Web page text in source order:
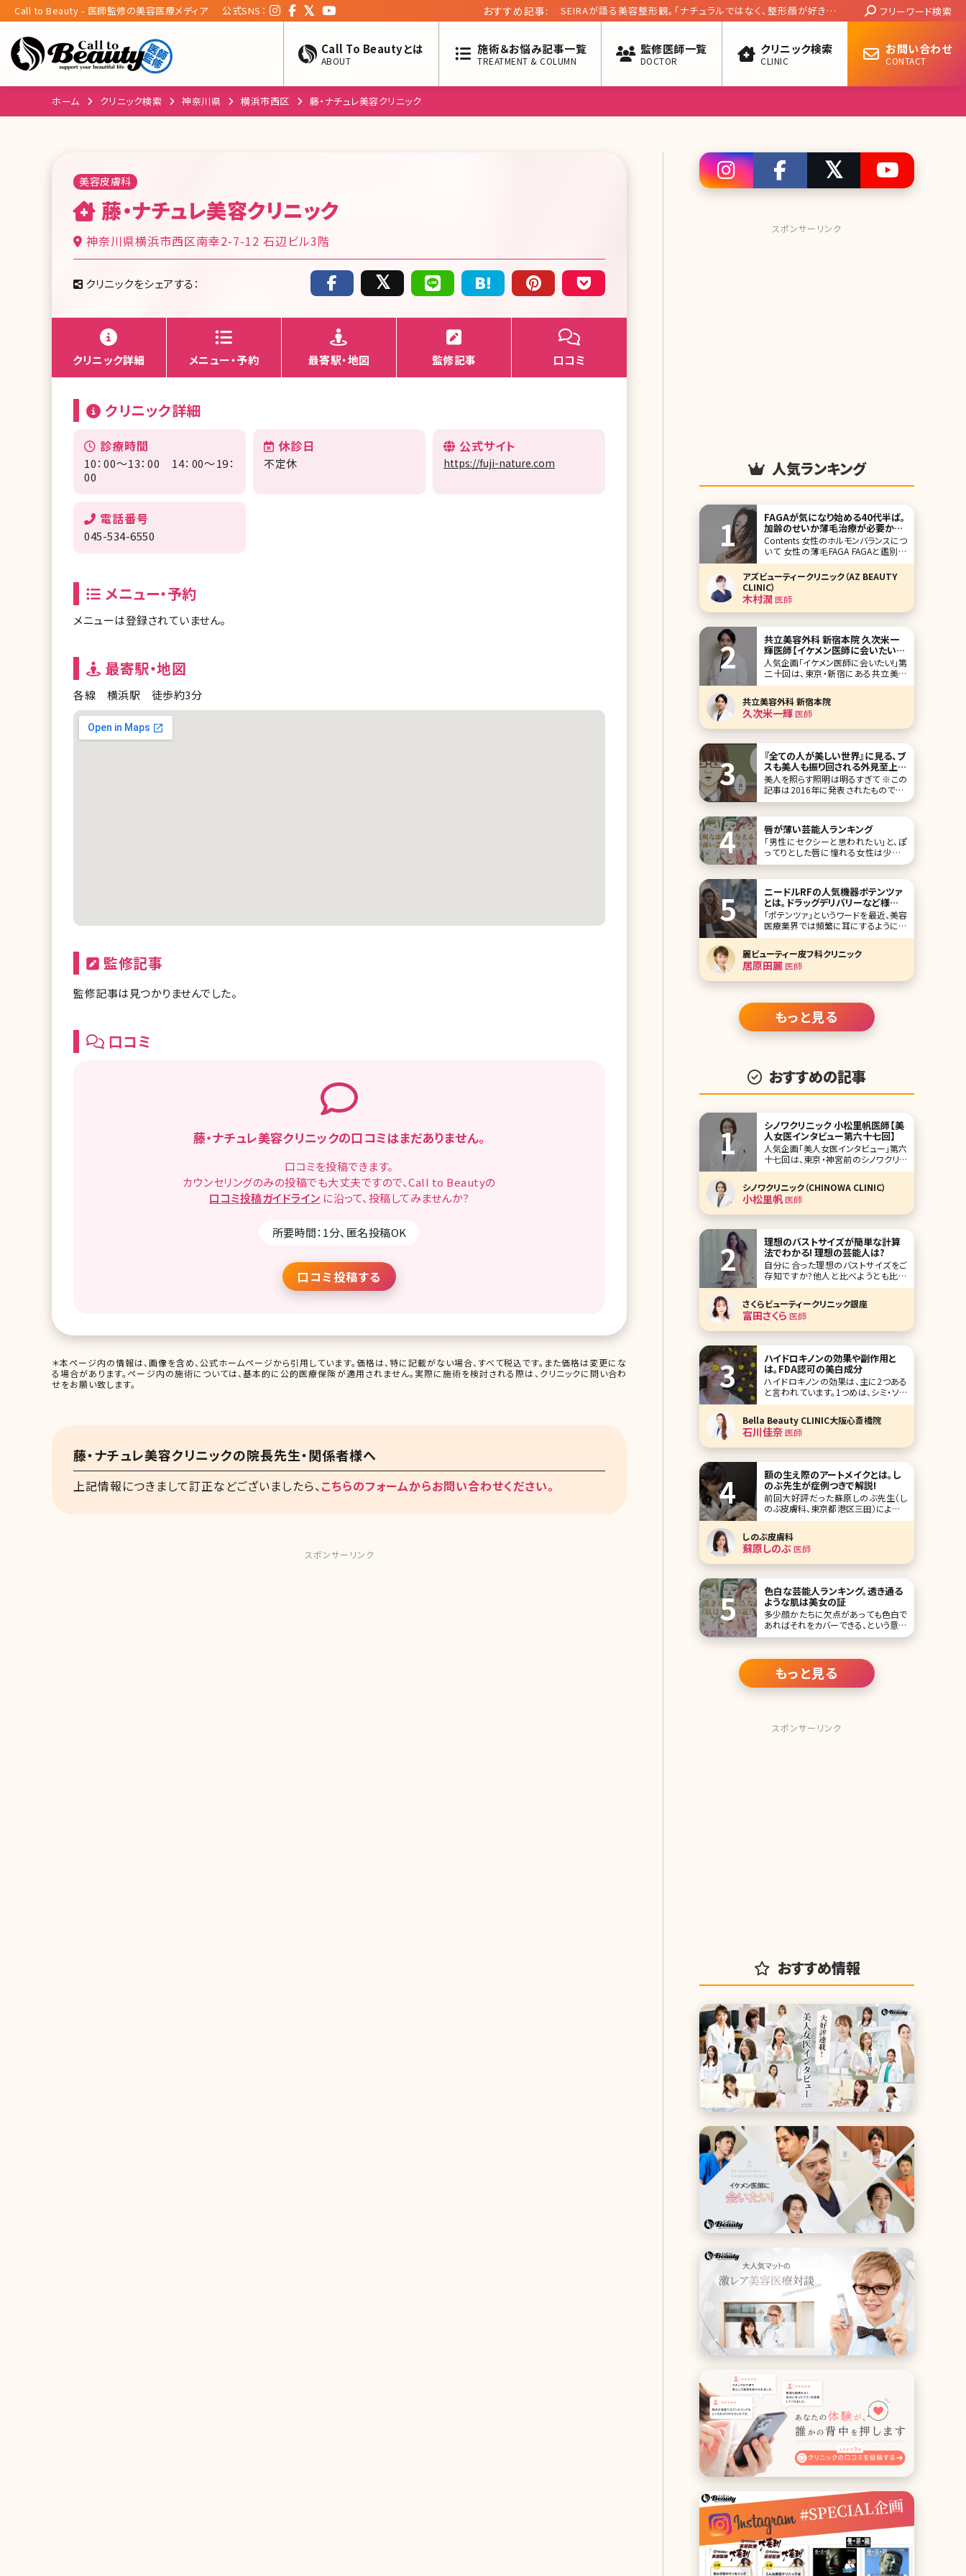
Call to Beauty - 医師監修の美容医療メディア 公式SNS： おすすめ記事:
SEIRAが語る美容整形観。「ナチュラルではなく、整形顔が好きで
Search:
フリーワード検索
Call To Beautyとは
ABOUT
施術＆お悩み記事一覧
TREATMENT & COLUMN
監修医師一覧
DOCTOR
クリニック検索
CLINIC
お問い合わせ
CONTACT
ホーム クリニック検索 神奈川県 横浜市西区 藤・ナチュレ美容クリニック
美容皮膚科
藤・ナチュレ美容クリニック
神奈川県横浜市西区南幸2-7-12 石辺ビル3階
クリニックをシェアする：
クリニック詳細 メニュー・予約 最寄駅・地図 監修記事 口コミ
クリニック詳細
診療時間
10：00～13：00 14：00～19：
00
休診日
不定休
公式サイト
https://fuji-nature.com
電話番号
045-534-6550
メニュー・予約
メニューは登録されていません。
最寄駅・地図
各線 横浜駅 徒歩約3分
監修記事
監修記事は見つかりませんでした。
口コミ
藤・ナチュレ美容クリニックの口コミはまだありません。
口コミを投稿できます。
カウンセリングのみの投稿でも大丈夫ですので、Call to Beautyの
口コミ投稿ガイドライン に沿って、 投稿してみませんか?
所要時間：1分、匿名投稿OK
口コミ投稿する
＊本ページ内の情報は、画像を含め、公式ホームページから引用しています。価格は、特に記載がない場合、すべて税込です。また価格は変更にな
る場合があります。ページ内の施術については、基本的に公的医療保険が適用されません。実際に施術を検討される際は、クリニックに問い合わ
せをお願い致します。
藤・ナチュレ美容クリニックの院長先生・関係者様へ
上記情報につきまして訂正などございましたら、こちらのフォームからお問い合わせください。
スポンサーリンク
スポンサーリンク
人気ランキング
FAGAが気になり始める40代半ば。
加齢のせいか薄毛治療が必要かの
判別法と治療
Contents 女性のホルモンバランスにつ
いて 女性の薄毛FAGA FAGAと鑑別が
必要な疾患 健康な髪を育てるケア方
法とは? 【監修医師からのワンポイン
ト】FAGAはホルモンをはじめ、様々な要
因が絡み合って生じます。まずは、普段
の生活など見直していきましょう。
アズビューティークリニック（AZ BEAUTY
CLINIC）
木村潤 医師
共立美容外科 新宿本院 久次米一
輝医師【イケメン医師に会いたい!
第二十回】
人気企画「イケメン医師に会いたい!」第
二十回は、東京・新宿にある共立美容
外科新宿本院の久次米一輝（くじめか
ずき）先生です。 全国に広く拠点を展開
し、38年を超える歩みを刻んでいる「共
立美容外科」。その次代を担う久次米
一輝先生は、形成外科の世界で医師と
その
共立美容外科 新宿本院
久次米一輝医師
『全ての人が美しい世界』に見る、ブ
スも美人も振り回される外見至上主
義の根深さ／北条かや
美人を照らす照明は明るすぎて ※この
記事は2016年に発表されたものです。
「私はいつも主人公私を照らす照明は
い場所のことは知らなかった」――無料漫
画サイト、comicoで連載中の『全ての
人が美しい
唇が薄い芸能人ランキング
「男性にセクシーと思われたい」と、ぽ
ってりとした唇に憧れる女性は少なく
ないでしょう。ですが、可愛いと思ってほ
いかもしれません。 そこで今回は、唇が
薄い芸能人を10名ご紹介。彼女たちの
可愛さを、とくとご覧ください! 第1位新
垣結衣 こ
ニードルRFの人気機器ポテンツァ
とは。ドラッグデリバリーなど様々
なモードも解説
「ポテンツァ」というワードを最近、美容
医療業界では頻繁に耳にするようにな
ってきました。美容医療の中ではニード
ルRFといえばポテンツァというくらい有
名になった機械ですが、まだまだ新し
い機械ですので、初めて耳にする方も
少なくはないでしょう。 ニードルRFにも
があ
麗ビューティー皮フ科クリニック
居原田麗医師
もっと見る
おすすめの記事
シノワクリニック 小松里帆医師【美
人女医インタビュー第六十七回】
人気企画「美人女医インタビュー」第六
十七回は、東京・神宮前のシノワクリニ
ック（CHINOWA CLINIC）の小松里帆
（こまつ りほ）先生です。 渋谷〜原宿の
中間に位置する神宮前エリアの感度高
い患者さんから注目を集めるシノワク
リニックは、クマ取りや口元・目元の手
シノワクリニック（CHINOWA CLINIC）
小松里帆医師
理想のバストサイズが簡単な計算
法でわかる! 理想の芸能人は?
自分に合った理想のバストサイズをご
存知ですか?他人と比べようとも比べ
づらいところですよね。しかし安心して
ください。今回は簡単に算出できる計
算法とともに、理想のバストを持つ芸能
人達の美乳の秘訣までをご紹介します!
目次 1.自分の理想のバストサイズを知
さくらビューティークリニック銀座
富田さくら 医師
ハイドロキノンの効果や副作用と
は。FDA認可の美白成分
ハイドロキノンの効果は、主に2つある
と言われています。1つめは、シミ・ソバ
カスを薄くする効果が期待できること。
2つめは、シミ・ソバカスの原因となるメ
ラニン色素の合成を抑える働きがある
ことです。これら2つの効果について詳
しく説明するために、ま
Bella Beauty CLINIC大阪心斎橋院
石川佳奈医師
額の生え際のアートメイクとは。し
のぶ先生が症例つきで解説!
前回大好評だった蘇原しのぶ先生（し
のぶ皮膚科、東京都港区三田）によるメ
ディカルアートメイク企画の第二弾とし
て、今回は額の生え際のアートメイクに
ついて解説してもらいました。 小顔にな
りたい、最近額が広くなった気がする、
髪の毛が瘦せ細り、生え際の薄毛が気
しのぶ皮膚科
蘇原しのぶ医師
色白な芸能人ランキング。透き通る
ような肌は美女の証
多少顔かたちに欠点があっても色白で
あればそれをカバーできる、という意味
を持つ「色の白いは七難隠す」というこ
などでだいぶ雰囲気が変わりますが、
色白という点においては小細工出でき
る限度はしれていて、基本的なケアやも
ともと持っている肌質が大切です。 今
もっと見る
スポンサーリンク
おすすめ情報